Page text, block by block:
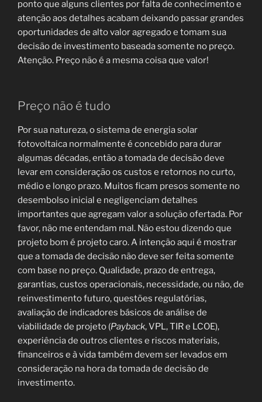
ponto que alguns clientes por falta de conhecimento e
atenção aos detalhes acabam deixando passar grandes
oportunidades de alto valor agregado e tomam sua
decisão de investimento baseada somente no preço.
Atenção. Preço não é a mesma coisa que valor!
Preço não é tudo
Por sua natureza, o sistema de energia solar
fotovoltaica normalmente é concebido para durar
algumas décadas, então a tomada de decisão deve
levar em consideração os custos e retornos no curto,
médio e longo prazo. Muitos ficam presos somente no
desembolso inicial e negligenciam detalhes
importantes que agregam valor a solução ofertada. Por
favor, não me entendam mal. Não estou dizendo que
projeto bom é projeto caro. A intenção aqui é mostrar
que a tomada de decisão não deve ser feita somente
com base no preço. Qualidade, prazo de entrega,
garantias, custos operacionais, necessidade, ou não, de
reinvestimento futuro, questões regulatórias,
avaliação de indicadores básicos de análise de
viabilidade de projeto (Payback, VPL, TIR e LCOE),
experiência de outros clientes e riscos materiais,
financeiros e à vida também devem ser levados em
consideração na hora da tomada de decisão de
investimento.